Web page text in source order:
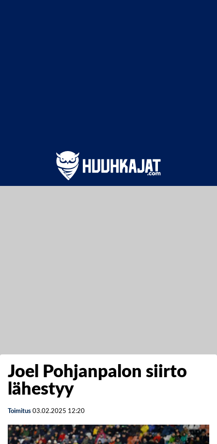
Joel Pohjanpalon siirto
lähestyy
Toimitus 03.02.2025 12:20